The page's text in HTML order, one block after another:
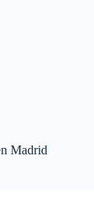
Madrid